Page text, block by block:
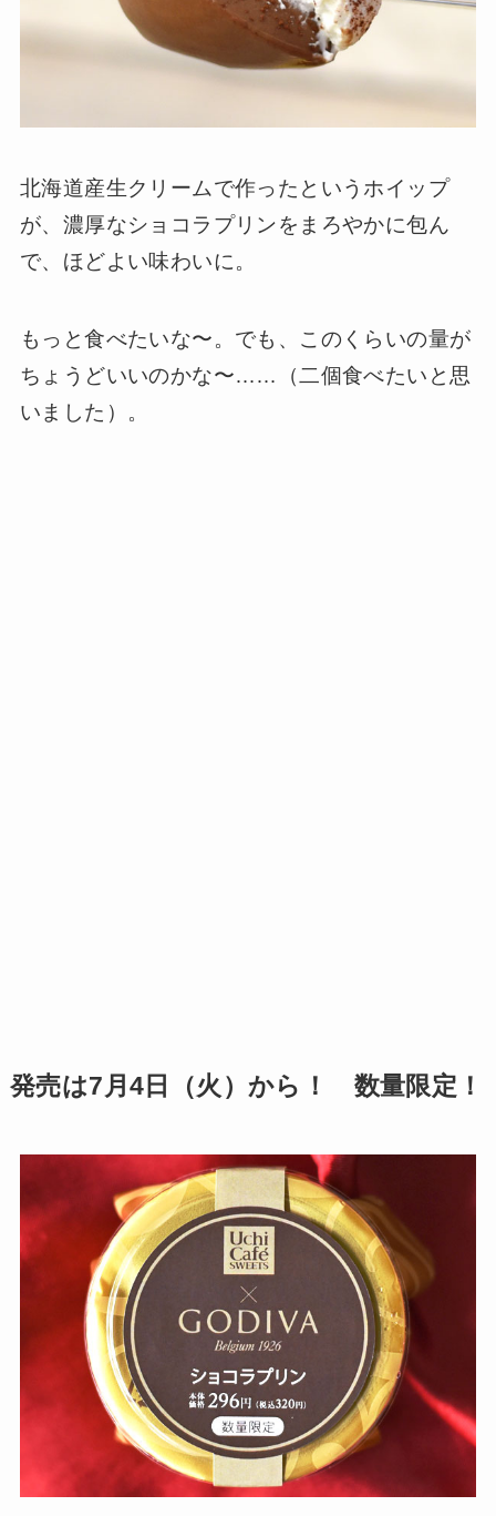
北海道産生クリームで作ったというホイップ
が、濃厚なショコラプリンをまろやかに包ん
で、ほどよい味わいに。
もっと食べたいな〜。でも、このくらいの量が
ちょうどいいのかな〜……（二個食べたいと思
いました）。
発売は7月4日（火）から！ 数量限定！